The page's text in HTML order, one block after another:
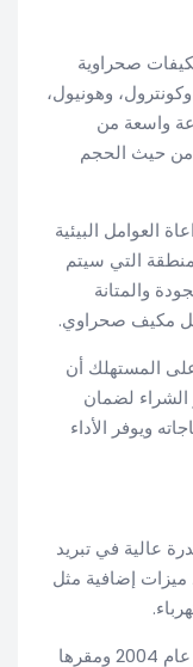
صحراوية
وكونترول، وهونيول،
واسعة من
من حيث الحجم
العوامل البيئية
التي سيتم
والمتانة
مكيف صحراوي.
المستهلك أن
لضمان
ويوفر الأداء
عالية في تبريد
ميزات إضافية مثل
واي زد هي شركة تكنولوجيا تأسست في عام 2004 ومقرها